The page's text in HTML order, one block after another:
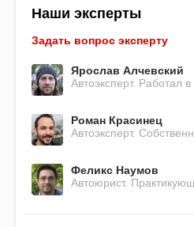
Наши эксперты
Задать вопрос эксперту
Ярослав Алчевский
Автоэксперт. Работал
Роман Красинец
Автоэксперт.
Феликс Наумов
Автоюрист.